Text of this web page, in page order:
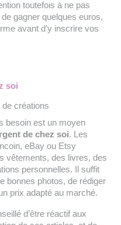
toutefois à ne pas
gagner quelques euros,
avant d’y inscrire vos
soi
de créations
besoin est un moyen
de chez soi. Les
eBay ou Etsy
vêtements, des livres, des
personnelles. Il suffit
bonnes photos, de rédiger
prix adapté au marché.
d’être réactif aux